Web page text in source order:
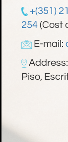
+(351)
254 (Cost
E-mail:
Address:
Piso,